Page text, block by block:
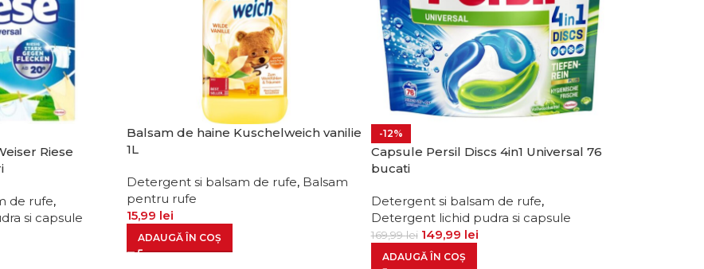
Riese
de rufe,
si capsule
Balsam de haine Kuschelweich vanilie
1L
Detergent si balsam de rufe, Balsam
pentru rufe
15,99 lei
ADAUGĂ ÎN COȘ
-12%
Capsule Persil Discs 4in1 Universal 76
bucati
Detergent si balsam de rufe,
Detergent lichid pudra si capsule
169,99lei 149,99 lei
ADAUGĂ ÎN COȘ